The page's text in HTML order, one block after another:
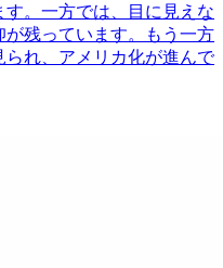
。一方では、目に見えな
残っています。もう一方
れ、アメリカ化が進んで